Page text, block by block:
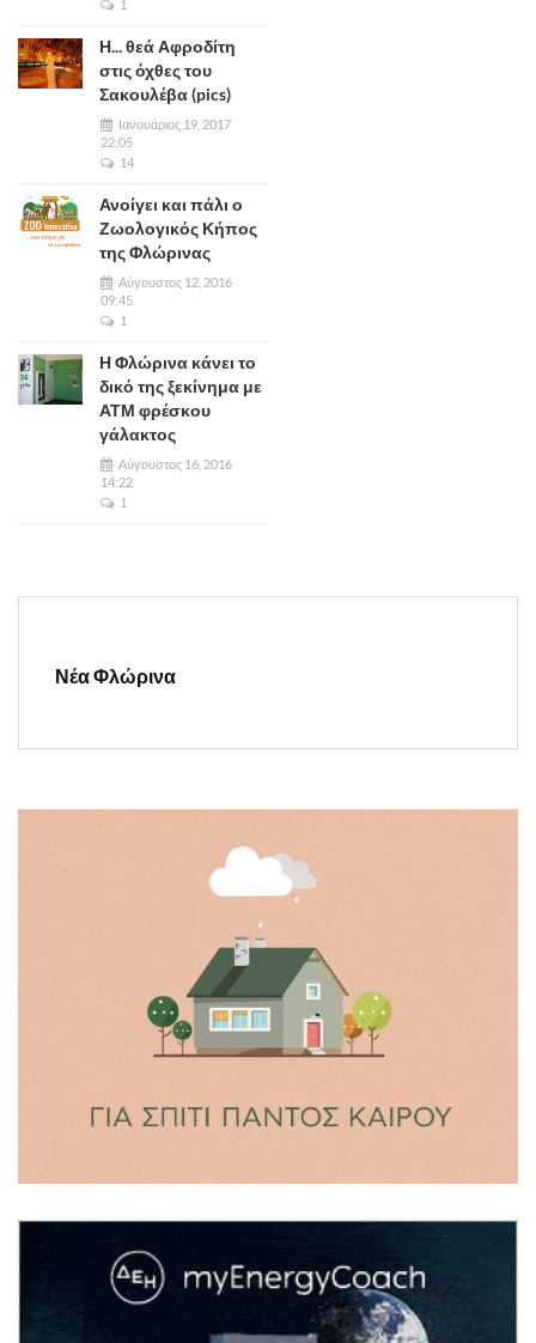
1
Η... θεά Αφροδίτη
στις όχθες του
Σακουλέβα (pics)
Ιανουάριος 19, 2017
22:05
14
Ανοίγει και πάλι ο
Ζωολογικός Κήπος
της Φλώρινας
Αύγουστος 12, 2016
09:45
1
Η Φλώρινα κάνει το
δικό της ξεκίνημα με
ΑΤΜ φρέσκου
γάλακτος
Αύγουστος 16, 2016
14:22
1
Νέα Φλώρινα